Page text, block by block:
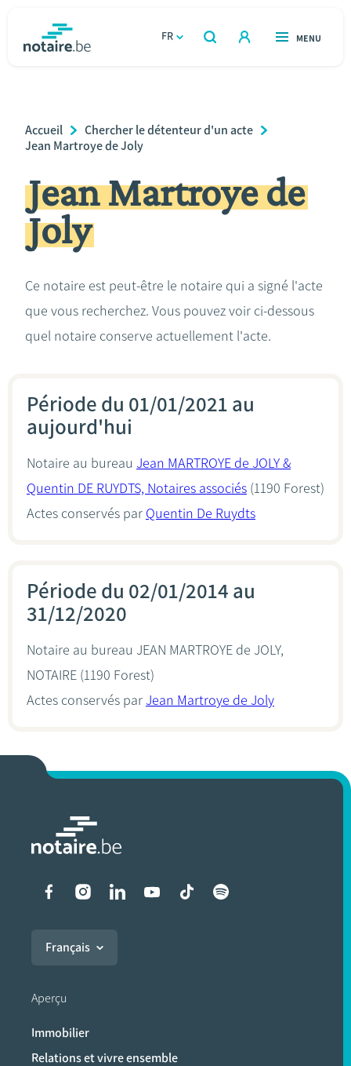
FR
OUVERT
RECHERCHER
OUVERT
MENU
Relations et vivre ensemble
Héritage et donations
Entreprendre
Calculateurs
Breadcrumb
Accueil
Chercher le détenteur d'un acte
Jean Martroye de Joly
Jean Martroye de
Joly
Ce notaire est peut-être le notaire qui a signé l'acte
que vous recherchez. Vous pouvez voir ci-dessous
quel notaire conserve actuellement l'acte.
Période du 01/01/2021 au
aujourd'hui
Notaire au bureau Jean MARTROYE de JOLY &
Quentin DE RUYDTS, Notaires associés (1190 Forest)
Actes conservés par Quentin De Ruydts
Période du 02/01/2014 au
31/12/2020
Notaire au bureau JEAN MARTROYE de JOLY,
NOTAIRE (1190 Forest)
Actes conservés par Jean Martroye de Joly
Liens vers les réseaux
Français
Aperçu
Immobilier
Relations et vivre ensemble